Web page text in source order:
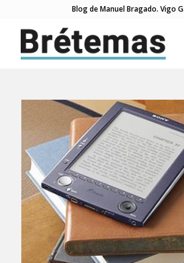
Blog de Manuel Bragado. Vigo